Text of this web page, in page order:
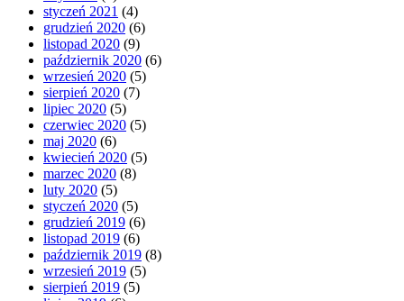
styczeń 2021 (4)
grudzień 2020 (6)
listopad 2020 (9)
październik 2020 (6)
wrzesień 2020 (5)
sierpień 2020 (7)
lipiec 2020 (5)
czerwiec 2020 (5)
maj 2020 (6)
kwiecień 2020 (5)
marzec 2020 (8)
luty 2020 (5)
styczeń 2020 (5)
grudzień 2019 (6)
listopad 2019 (6)
październik 2019 (8)
wrzesień 2019 (5)
sierpień 2019 (5)